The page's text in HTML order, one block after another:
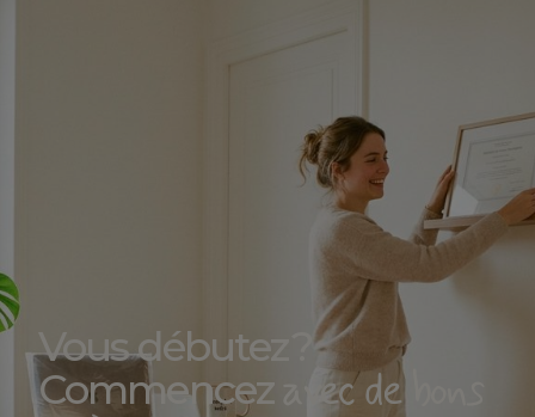
Vous débutez ?
Commencez
avec de bons